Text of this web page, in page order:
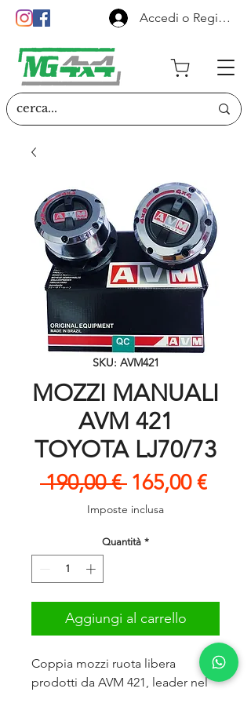
Accedi o Registrati
SKU: AVM421
MOZZI MANUALI
AVM 421
TOYOTA LJ70/73
190,00 € Prezzo
regolare
165,00 €
Imposte inclusa
Quantità *
Aggiungi al carrello
Coppia mozzi ruota libera
prodotti da AVM 421, leader nel